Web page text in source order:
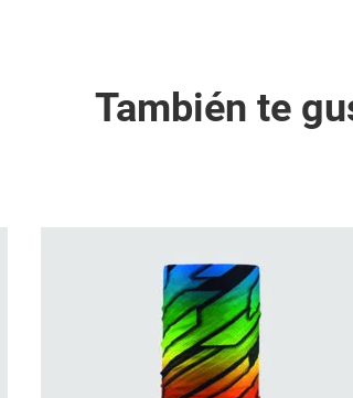
También te